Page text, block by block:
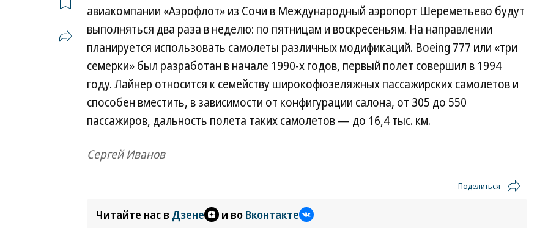
авиакомпании «Аэрофлот» из Сочи в Международный аэропорт Шереметьево будут
выполняться два раза в неделю: по пятницам и воскресеньям. На направлении
планируется использовать самолеты различных модификаций. Boeing 777 или «три
семерки» был разработан в начале 1990-х годов, первый полет совершил в 1994
году. Лайнер относится к семейству широкофюзеляжных пассажирских самолетов и
способен вместить, в зависимости от конфигурации салона, от 305 до 550
пассажиров, дальность полета таких самолетов — до 16,4 тыс. км.
Сергей Иванов
Поделиться
Читайте нас в Дзене и во Вконтакте